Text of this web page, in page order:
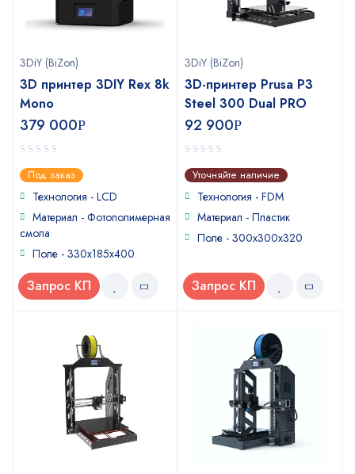
3DiY (BiZon)
3D принтер 3DIY Rex 8k
Mono
379 000Р
0
out
of
Под заказ
Технология - LCD
Материал - Фотополимерная
смола
Поле - 330х185х400
Запрос КП
3DiY (BiZon)
3D-принтер Prusa P3
Steel 300 Dual PRO
92 900Р
0
out
of
Уточняйте наличие
Технология - FDM
Материал - Пластик
Поле - 300x300x320
Запрос КП